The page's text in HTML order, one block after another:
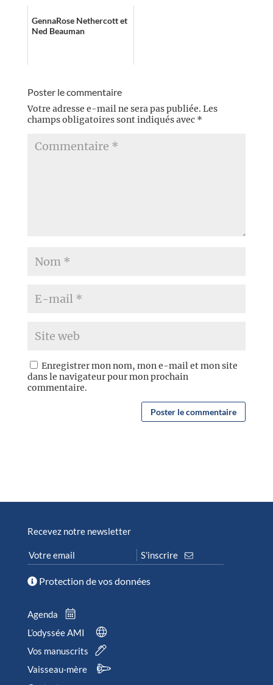
GennaRose Nethercott et
Ned Beauman
Poster le commentaire
Votre adresse e-mail ne sera pas publiée. Les
champs obligatoires sont indiqués avec *
Enregistrer mon nom, mon e-mail et mon site
dans le navigateur pour mon prochain
commentaire.
Recevez notre newsletter
Protection de vos données
Agenda
L’odyssée AMI
Vos manuscrits
Vaisseau-mère